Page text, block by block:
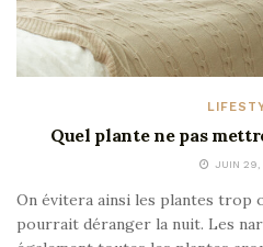
Quel plante ne pas
JUIN 29,
On évitera ainsi les plantes trop
pourrait déranger la nuit. Les